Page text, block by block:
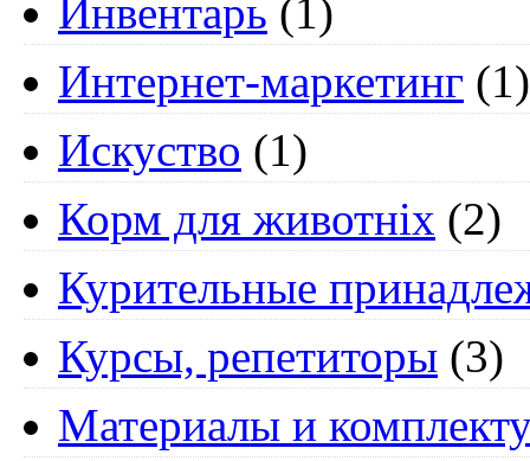
Инвентарь (1)
Интернет-маркетинг (1)
Искуство (1)
Корм для животніх (2)
Курительные
Курсы, репетиторы (3)
Материалы и